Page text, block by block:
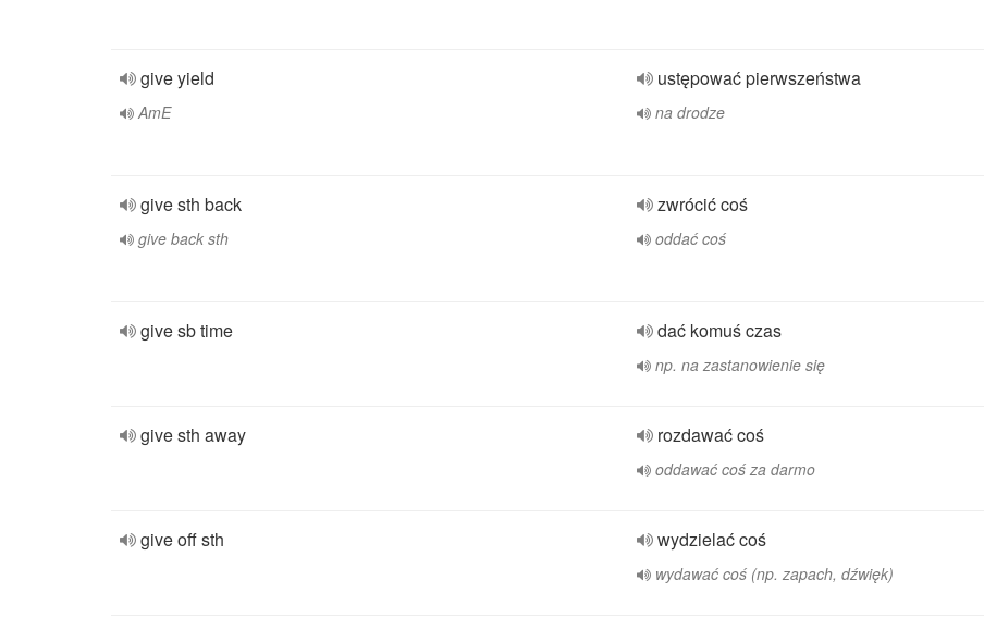
give yield
AmE
ustępować pierwszeństwa
na drodze
give sth back
give back sth
zwrócić coś
oddać coś
give sb time dać komuś czas
np. na zastanowienie się
give sth away rozdawać coś
oddawać coś za darmo
give off sth wydzielać coś
wydawać coś (np. zapach, dźwięk)